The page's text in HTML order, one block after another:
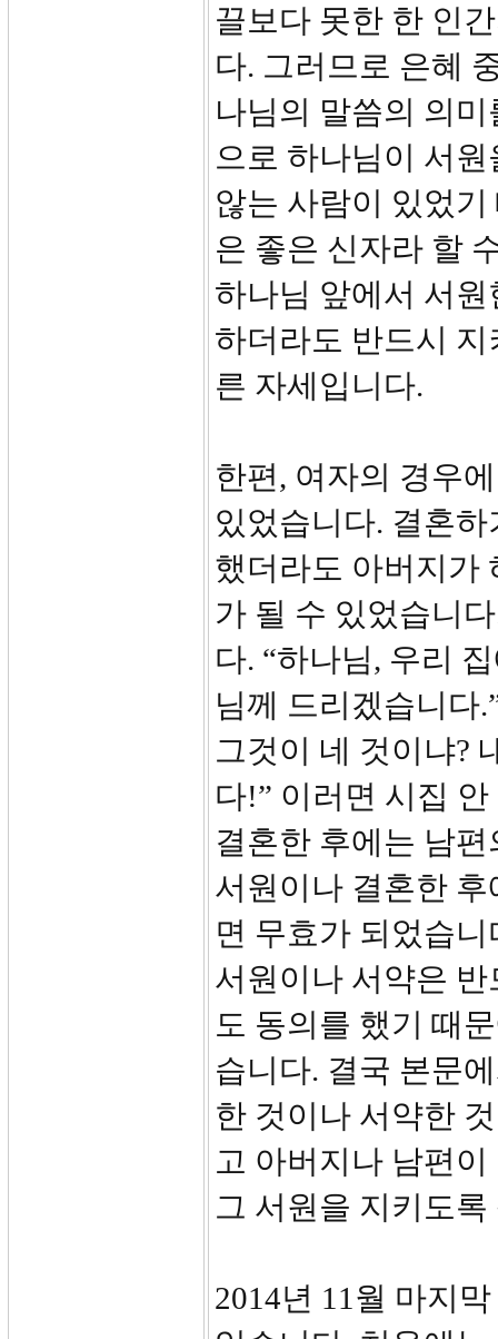
끌보다 못한 한 인
다. 그러므로 은혜
나님의 말씀의 의
으로 하나님이 서
않는 사람이 있었
은 좋은 신자라 할
하나님 앞에서 서
하더라도 반드시
른 자세입니다.
한편, 여자의 경우
있었습니다. 결혼
했더라도 아버지가
가 될 수 있었습니
다. “하나님, 우리
님께 드리겠습니다
그것이 네 것이냐?
다!” 이러면 시집
결혼한 후에는 남
서원이나 결혼한
면 무효가 되었습
서원이나 서약은
도 동의를 했기 때
습니다. 결국 본문
한 것이나 서약한
고 아버지나 남편
그 서원을 지키도
2014년 11월 마지